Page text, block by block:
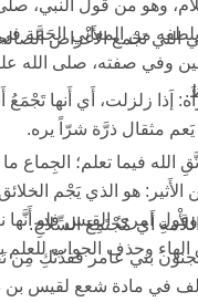
وهو من قول النبي،
وما جمع الله عز وجل بلطفه من
وفي صفته، صلى الله
تَجْمع الأَغْراض
زلزلت، أَي أَنها تَجْمَعُ
مثقال ذرَّة شرّاً يره.
هو الذي يَجْم
وقول امرئ القيس فلو
الهاء وحذف الجواب
أَي مُجْتَمِعَ السِّلاحِ.
بني عامر فقدْتُكِ مِن
في مادة شعع لقيس بن